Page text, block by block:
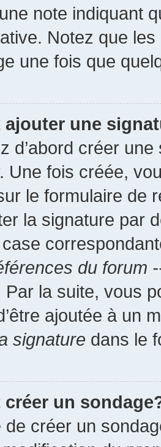
note indiquant
Notez que
une fois que
ajouter une
d’abord créer
Une fois créée,
le formulaire de
la signature par
du forum
Par la suite, vous
ajoutée à un
signature dans le
créer un
de créer un